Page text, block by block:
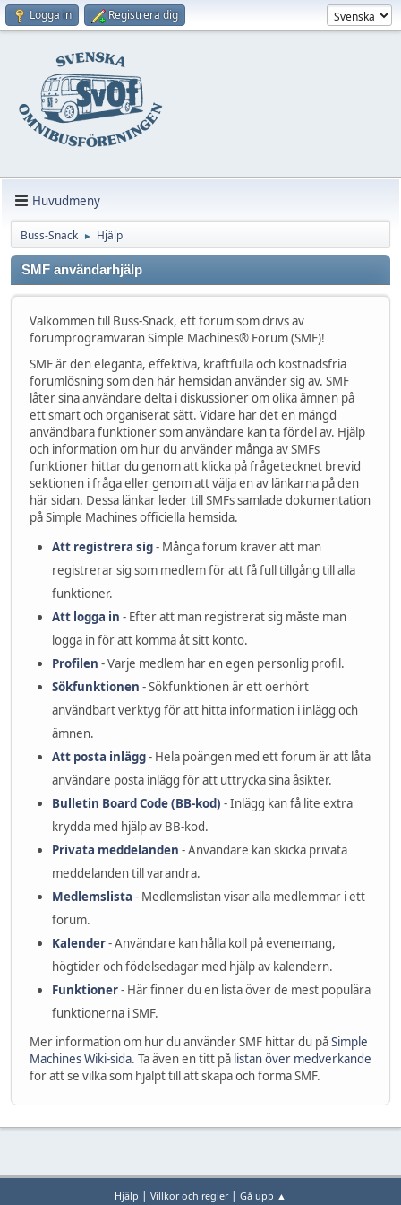
Logga in Registrera dig
Huvudmeny
Buss-Snack ► Hjälp
SMF användarhjälp
Välkommen till Buss-Snack, ett forum som drivs av
forumprogramvaran Simple Machines® Forum (SMF)!
SMF är den eleganta, effektiva, kraftfulla och kostnadsfria
forumlösning som den här hemsidan använder sig av. SMF
låter sina användare delta i diskussioner om olika ämnen på
ett smart och organiserat sätt. Vidare har det en mängd
användbara funktioner som användare kan ta fördel av. Hjälp
och information om hur du använder många av SMFs
funktioner hittar du genom att klicka på frågetecknet brevid
sektionen i fråga eller genom att välja en av länkarna på den
här sidan. Dessa länkar leder till SMFs samlade dokumentation
på Simple Machines officiella hemsida.
Att registrera sig- Många forum kräver att man
registrerar sig som medlem för att få full tillgång till alla
funktioner.
Att logga in - Efter att man registrerat sig måste man
logga in för att komma åt sitt konto.
Profilen - Varje medlem har en egen personlig profil.
Sökfunktionen - Sökfunktionen är ett oerhört
användbart verktyg för att hitta information i inlägg och
ämnen.
Att posta inlägg- Hela poängen med ett forum är att låta
användare posta inlägg för att uttrycka sina åsikter.
Bulletin Board Code (BB-kod) - Inlägg kan få lite extra
krydda med hjälp av BB-kod.
Privata meddelanden - Användare kan skicka privata
meddelanden till varandra.
Medlemslista - Medlemslistan visar alla medlemmar i ett
forum.
Kalender- Användare kan hålla koll på evenemang,
högtider och födelsedagar med hjälp av kalendern.
Funktioner- Här finner du en lista över de mest populära
funktionerna i SMF.
Mer information om hur du använder SMF hittar du påSimple
Machines Wiki-sida. Ta även en titt på listan över medverkande
för att se vilka som hjälpt till att skapa och forma SMF.
Hjälp | Villkor och regler| Gå upp ▲